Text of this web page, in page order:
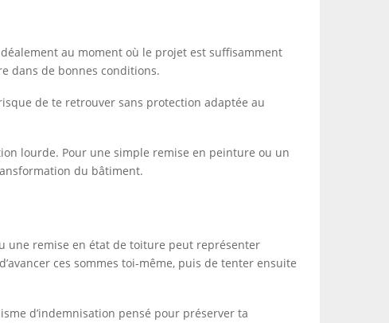
au moment où le projet est suffisamment
dans de bonnes conditions.
de te retrouver sans protection adaptée au
lourde. Pour une simple remise en peinture ou un
du bâtiment.
une remise en état de toiture peut représenter
ces sommes toi-même, puis de tenter ensuite
d’indemnisation pensé pour préserver ta